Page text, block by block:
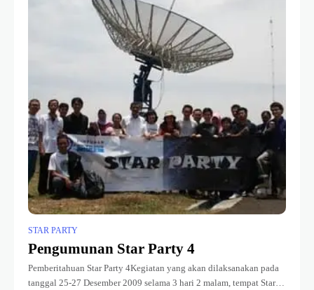
STAR PARTY
Pengumunan Star Party 4
Pemberitahuan Star Party 4Kegiatan yang akan dilaksanakan pada
tanggal 25-27 Desember 2009 selama 3 hari 2 malam, tempat Star